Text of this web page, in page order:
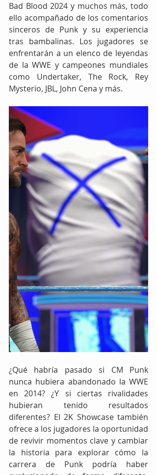
Bad Blood 2024 y muchos más, todo
ello acompañado de los comentarios
sinceros de Punk y su experiencia
tras bambalinas. Los jugadores se
enfrentarán a un elenco de leyendas
de la WWE y campeones mundiales
como Undertaker, The Rock, Rey
Mysterio, JBL, John Cena y más.
¿Qué habría pasado si CM Punk
nunca hubiera abandonado la WWE
en 2014? ¿Y si ciertas rivalidades
hubieran tenido resultados
diferentes? El 2K Showcase también
ofrece a los jugadores la oportunidad
de revivir momentos clave y cambiar
la historia para explorar cómo la
carrera de Punk podría haber